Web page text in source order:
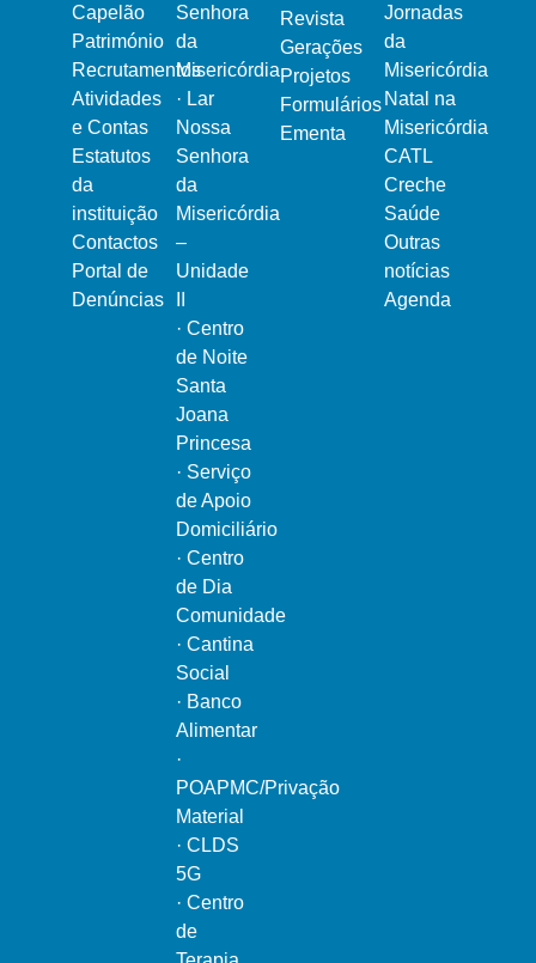
Capelão
Património
Recrutamentos
Atividades
e Contas
Estatutos
da
instituição
Contactos
Portal de
Denúncias
Senhora
da
Misericórdia
· Lar
Nossa
Senhora
da
Misericórdia
–
Unidade
· Centro
de Noite
Santa
Joana
Princesa
· Serviço
de Apoio
Domiciliário
· Centro
de Dia
Comunidade
· Cantina
Social
· Banco
Alimentar
·
POAPMC/Privação
Material
· CLDS
5G
· Centro
de
Revista
Gerações
Projetos
Formulários
Ementa
Jornadas
da
Misericórdia
Natal na
Misericórdia
CATL
Creche
Saúde
Outras
notícias
Agenda